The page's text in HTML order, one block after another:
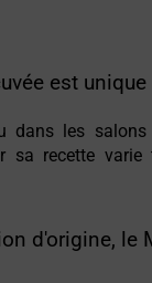
est unique
les salons
sa recette varie
d'origine, le